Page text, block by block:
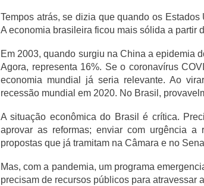
Tempos atrás, se dizia que quando os
A economia brasileira ficou mais sólida a partir
Em 2003, quando surgiu na China a epidemia
Agora, representa 16%. Se o coronavírus
economia mundial já seria relevante. Ao
recessão mundial em 2020. No Brasil,
A situação econômica do Brasil é crítica.
aprovar as reformas; enviar com urgência a
propostas que já tramitam na Câmara e no
Mas, com a pandemia, um programa
precisam de recursos públicos para atravessar